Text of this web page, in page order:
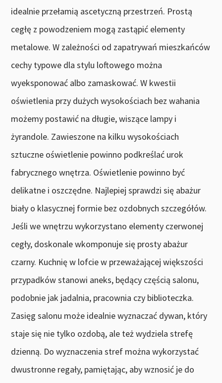
idealnie przełamią ascetyczną przestrzeń. Prostą
cegłę z powodzeniem mogą zastąpić elementy
metalowe. W zależności od zapatrywań mieszkańców
cechy typowe dla stylu loftowego można
wyeksponować albo zamaskować. W kwestii
oświetlenia przy dużych wysokościach bez wahania
możemy postawić na długie, wiszące lampy i
żyrandole. Zawieszone na kilku wysokościach
sztuczne oświetlenie powinno podkreślać urok
fabrycznego wnętrza. Oświetlenie powinno być
delikatne i oszczędne. Najlepiej sprawdzi się abażur
biały o klasycznej formie bez ozdobnych szczegółów.
Jeśli we wnętrzu wykorzystano elementy czerwonej
cegły, doskonale wkomponuje się prosty abażur
czarny. Kuchnię w lofcie w przeważającej większości
przypadków stanowi aneks, będący częścią salonu,
podobnie jak jadalnia, pracownia czy biblioteczka.
Zasięg salonu może idealnie wyznaczać dywan, który
staje się nie tylko ozdobą, ale też wydziela strefę
dzienną. Do wyznaczenia stref można wykorzystać
dwustronne regały, pamiętając, aby wznosić je do